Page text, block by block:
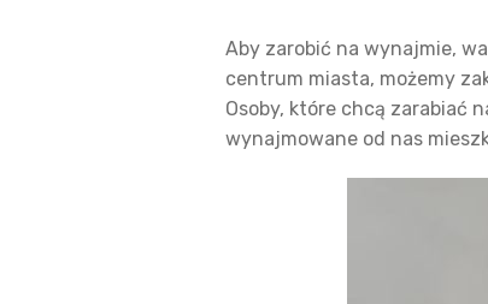
Aby zarobić na wynajmie,
centrum miasta, możemy
Osoby, które chcą zarabiać
wynajmowane od nas